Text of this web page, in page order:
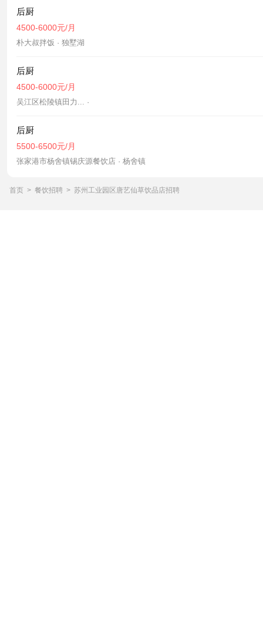
后厨
4500-6000元/月
朴大叔拌饭 · 独墅湖
后厨
4500-6000元/月
吴江区松陵镇田力... ·
后厨
5500-6500元/月
张家港市杨舍镇锡庆源餐饮店 · 杨舍镇
首页 > 餐饮招聘 > 苏州工业园区唐艺仙草饮品店招聘